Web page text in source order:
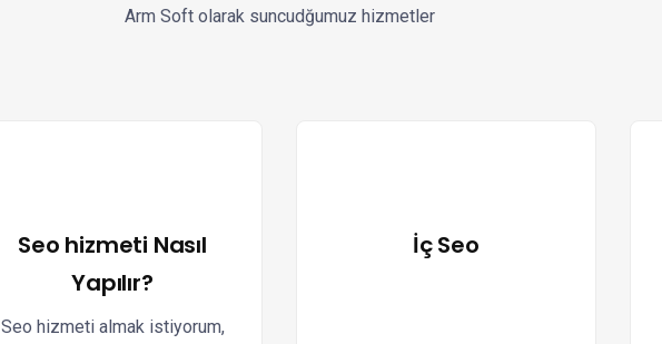
Arm Soft olarak suncudğumuz hizmetler
Seo hizmeti Nasıl
Yapılır?
Seo hizmeti almak istiyorum,
İç Seo